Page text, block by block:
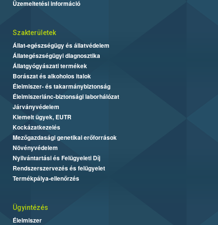
Üzemeltetési információ
Szakterületek
Állat-egészségügy és állatvédelem
Állategészségügyi diagnosztika
Állatgyógyászati termékek
Borászat és alkoholos italok
Élelmiszer- és takarmánybiztonság
Élelmiszerlánc-biztonsági laborhálózat
Járványvédelem
Kiemelt ügyek, EUTR
Kockázatkezelés
Mezőgazdasági genetikai erőforrások
Növényvédelem
Nyilvántartási és Felügyeleti Díj
Rendszerszervezés és felügyelet
Termékpálya-ellenőrzés
Ügyintézés
Élelmiszer